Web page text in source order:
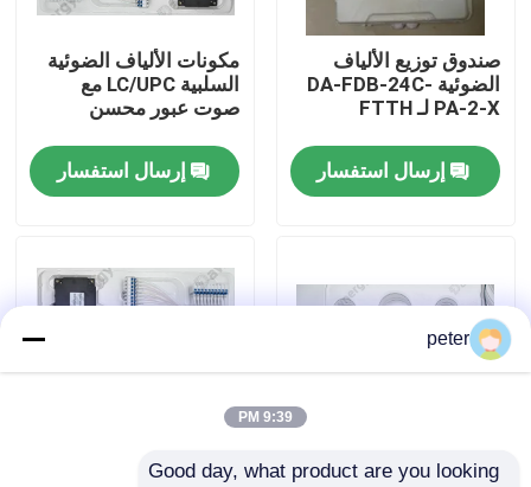
معلومات عنا
جولة في المعمل
مراقبة الجودة
أخبار
اطلب اقتباس
صندوق توزيع الألياف
الضوئية DA-FDB-24C-
PA-2-X لـ FTTH
إرسال استفسار
مكونات الألياف الضوئية
السلبية LC/UPC مع
صوت عبور محسن
إرسال استفسار
40CH G652D 0 ~ المكونات السلبية للألياف
peter
9:39 PM
Good day, what product are you looking